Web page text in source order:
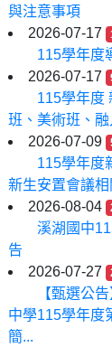
與注意事項
2026-07-17
115學年度
2026-07-17
115學年度
班、美術班、
2026-07-09
115學年度
新生安置會議相
2026-08-04
溪湖國中
告
2026-07-27
【甄選公
中學115學年度
簡...